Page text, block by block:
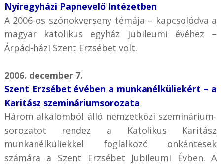
Nyíregyházi Papnevelő Intézetben
A 2006-os szónokverseny témája – kapcsolódva a
magyar katolikus egyház jubileumi évéhez –
Árpád-házi Szent Erzsébet volt.
2006. december 7.
Szent Erzsébet évében a munkanélküliekért – a
Karitász szemináriumsorozata
Három alkalomból álló nemzetközi szeminárium-
sorozatot rendez a Katolikus Karitász
munkanélküliekkel foglalkozó önkéntesek
számára a Szent Erzsébet Jubileumi Évben. A